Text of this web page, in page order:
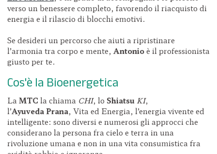
verso un benessere completo, favorendo il riacquisto di
energia e il rilascio di blocchi emotivi.
Se desideri un percorso che aiuti a ripristinare
l’armonia tra corpo e mente, Antonioè il professionista
giusto per te.
Cos'è la Bioenergetica
La MTC la chiama CHI, lo Shiatsu KI,
l’AyuvedaPrana, Vita ed Energia, l’energia vivente ed
intelligente: sono diversi e numerosi gli approcci che
considerano la persona fra cielo e terra in una
rivoluzione umana e non in una vita consumistica fra